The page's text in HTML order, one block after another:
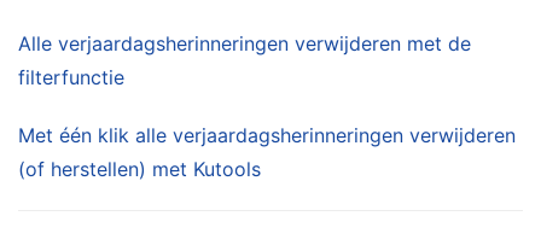
Alle verjaardagsherinneringen verwijderen met de
filterfunctie
Met één klik alle verjaardagsherinneringen verwijderen
(of herstellen) met Kutools